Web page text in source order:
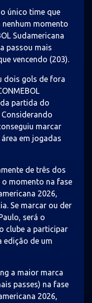
único time que
nenhum momento
Sudamericana
passou mais
vencendo (203).
dois gols de fora
partida do
marcar
em jogadas
de três dos
momento na fase
2026,
Se marcar ou der
será o
clube a participar
edição de um
a maior marca
passes) na fase
2026,